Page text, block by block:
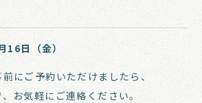
16日（金）
にご予約いただけましたら、
お気軽にご連絡ください。